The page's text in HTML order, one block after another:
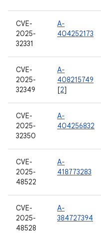
CVE-
2025-
32331
A-
404252173
CVE-
2025-
32349
A-
408215749
[2]
CVE-
2025-
32350
A-
404256832
CVE-
2025-
48522
A-
418773283
CVE-
2025-
48528
A-
384727394